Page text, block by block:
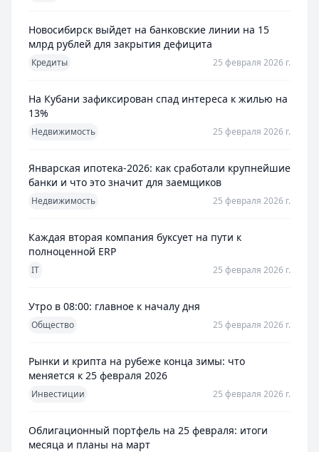
Новосибирск выйдет на банковские линии на 15
млрд рублей для закрытия дефицита
Кредиты 25 февраля 2026 г.
На Кубани зафиксирован спад интереса к жилью на
13%
Недвижимость 25 февраля 2026 г.
Январская ипотека-2026: как сработали крупнейшие
банки и что это значит для заемщиков
Недвижимость 25 февраля 2026 г.
Каждая вторая компания буксует на пути к
полноценной ERP
IT 25 февраля 2026 г.
Утро в 08:00: главное к началу дня
Общество 25 февраля 2026 г.
Рынки и крипта на рубеже конца зимы: что
меняется к 25 февраля 2026
Инвестиции 25 февраля 2026 г.
Облигационный портфель на 25 февраля: итоги
месяца и планы на март